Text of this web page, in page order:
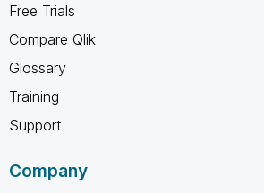
Free Trials
Compare Qlik
Glossary
Training
Support
Company